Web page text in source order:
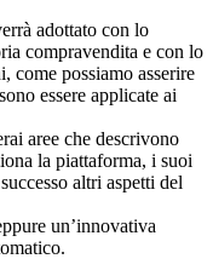
adottato con lo
compravendita e con lo
come possiamo asserire
essere applicate ai
aree che descrivono
la piattaforma, i suoi
altri aspetti del
un’innovativa